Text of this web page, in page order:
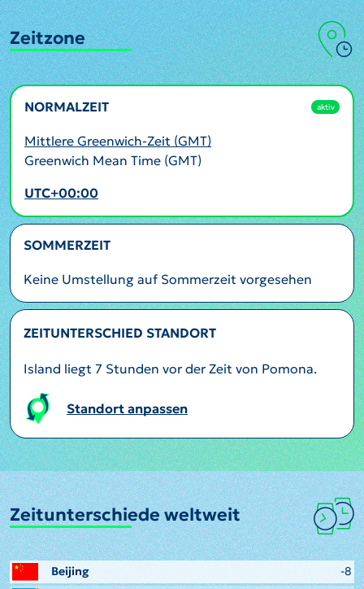
Zeitzone
NORMALZEIT aktiv
Mittlere Greenwich-Zeit (GMT)
Greenwich Mean Time (GMT)
UTC+00:00
SOMMERZEIT
Keine Umstellung auf Sommerzeit vorgesehen
ZEITUNTERSCHIED STANDORT
Island liegt 7 Stunden vor der Zeit von Pomona.
Standort anpassen
Zeitunterschiede weltweit
Beijing
-8